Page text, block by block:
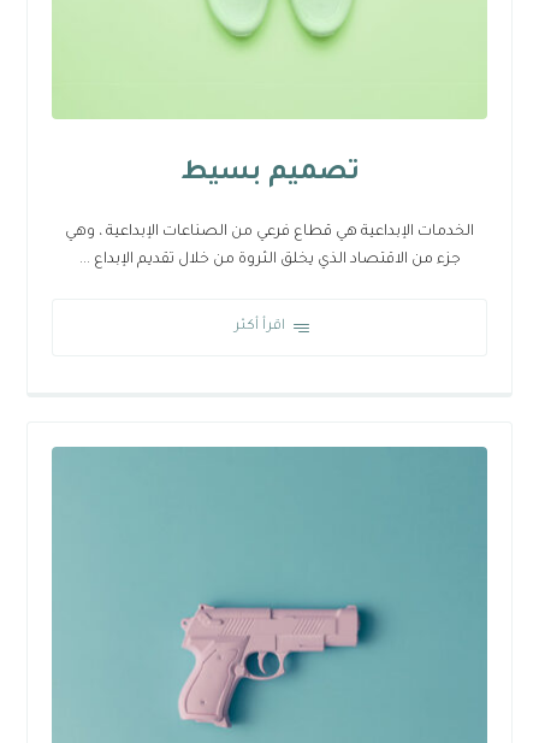
تصميم بسيط
الخدمات الإبداعية هي قطاع فرعي من الصناعات الإبداعية ، وهي
جزء من الاقتصاد الذي يخلق الثروة من خلال تقديم الإبداع ...
اقرأ أكثر